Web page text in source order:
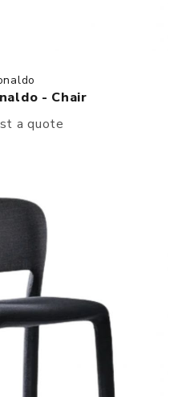
- Chair
a quote